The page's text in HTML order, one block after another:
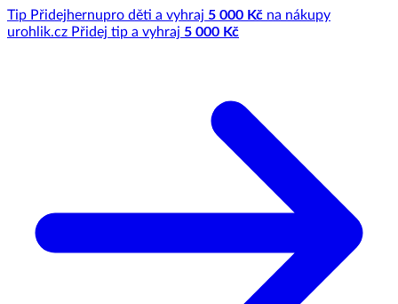
Tip Přidejhernupro děti a vyhraj 5 000 Kč na nákupy
urohlik.cz Přidej tip a vyhraj 5 000 Kč